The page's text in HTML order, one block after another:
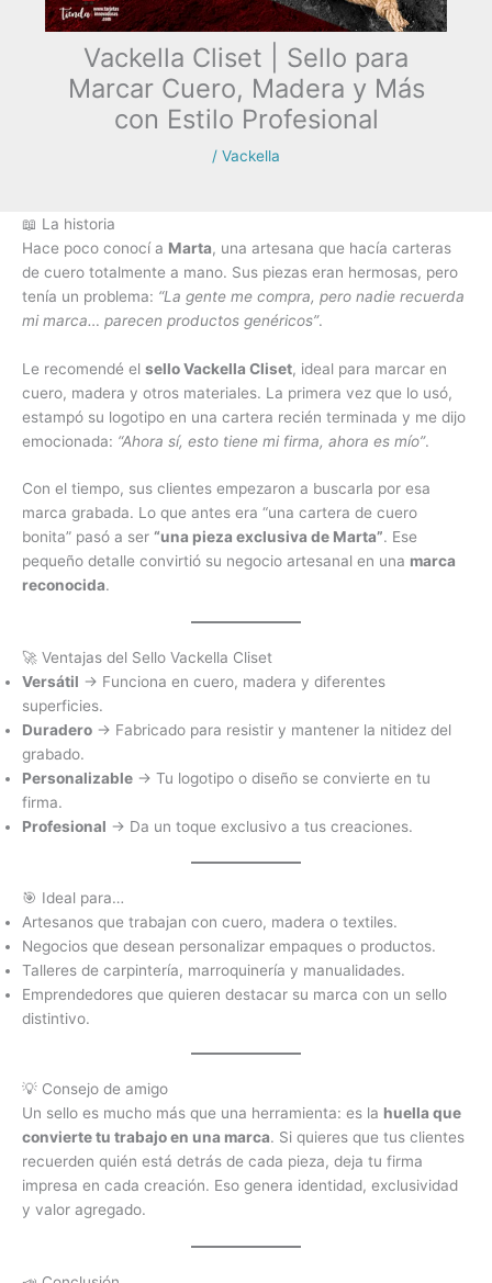
Vackella Cliset | Sello para
Marcar Cuero, Madera y Más
con Estilo Profesional
/ Vackella
📖 La historia
Hace poco conocí a Marta, una artesana que hacía carteras
de cuero totalmente a mano. Sus piezas eran hermosas, pero
tenía un problema: “La gente me compra, pero nadie recuerda
mi marca… parecen productos genéricos”.
Le recomendé el sello Vackella Cliset, ideal para marcar en
cuero, madera y otros materiales. La primera vez que lo usó,
estampó su logotipo en una cartera recién terminada y me dijo
emocionada: “Ahora sí, esto tiene mi firma, ahora es mío”.
Con el tiempo, sus clientes empezaron a buscarla por esa
marca grabada. Lo que antes era “una cartera de cuero
bonita” pasó a ser “una pieza exclusiva de Marta”. Ese
pequeño detalle convirtió su negocio artesanal en una marca
reconocida.
🚀 Ventajas del Sello Vackella Cliset
Versátil → Funciona en cuero, madera y diferentes
superficies.
Duradero → Fabricado para resistir y mantener la nitidez del
grabado.
Personalizable → Tu logotipo o diseño se convierte en tu
firma.
Profesional → Da un toque exclusivo a tus creaciones.
🎯 Ideal para…
Artesanos que trabajan con cuero, madera o textiles.
Negocios que desean personalizar empaques o productos.
Talleres de carpintería, marroquinería y manualidades.
Emprendedores que quieren destacar su marca con un sello
distintivo.
💡 Consejo de amigo
Un sello es mucho más que una herramienta: es la huella que
convierte tu trabajo en una marca. Si quieres que tus clientes
recuerden quién está detrás de cada pieza, deja tu firma
impresa en cada creación. Eso genera identidad, exclusividad
y valor agregado.